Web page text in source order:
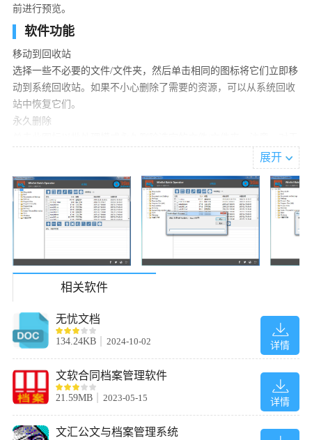
前进行预览。
软件功能
移动到回收站
选择一些不必要的文件/文件夹，然后单击相同的图标将它们立即移
动到系统回收站。如果不小心删除了需要的资源，可以从系统回收
站中恢复它们。
永久删除
单击相应的图标为选定的文件/文件夹执行批量复制或移动操作。
WebO将指导您选择一个目标位置进行复制或移动操作。
输出信息
您可以将所选资源的以下信息输出到txt/csv/xls/xlsx文件：标题、名
指定大小的单位和精度。
存档、只读、隐藏、系统、创建日期和修改日期。
重命名资源
使用以下功能批量重命名目标文件/文件夹：重命名模板管理器，*
通配符=原始文件名，通配符=序列号，首字母大写，将文件名/扩展
名更改为小写/大写，在进行永久重命名之前预览。
展开
相关软件
详情
无忧文档
134.24KB 2024-10-02
详情
文软合同档案管理软件
21.59MB 2023-05-15
文汇公文与档案管理系统